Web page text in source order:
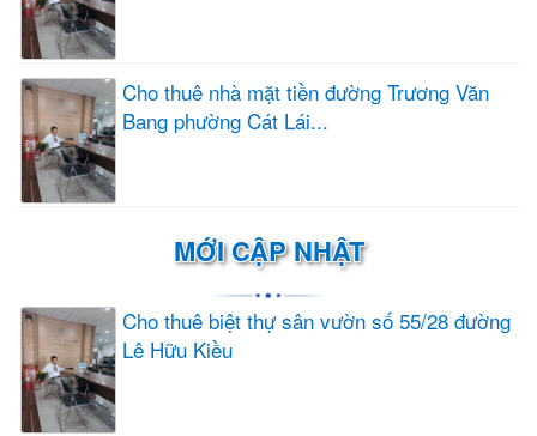
Cho thuê nhà mặt tiền đường Trương Văn
Bang phường Cát Lái...
MỚI CẬP NHẬT
Cho thuê biệt thự sân vườn số 55/28 đường
Lê Hữu Kiều